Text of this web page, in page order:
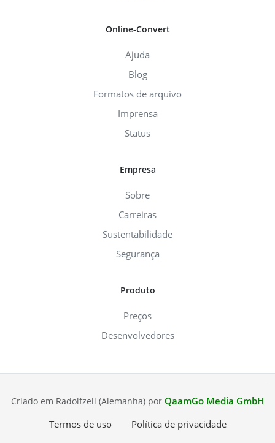
Online-Convert
Ajuda
Blog
Formatos de arquivo
Imprensa
Status
Empresa
Sobre
Carreiras
Sustentabilidade
Segurança
Produto
Preços
Desenvolvedores
Criado em Radolfzell (Alemanha) por QaamGo Media GmbH
Termos de uso
Política de privacidade